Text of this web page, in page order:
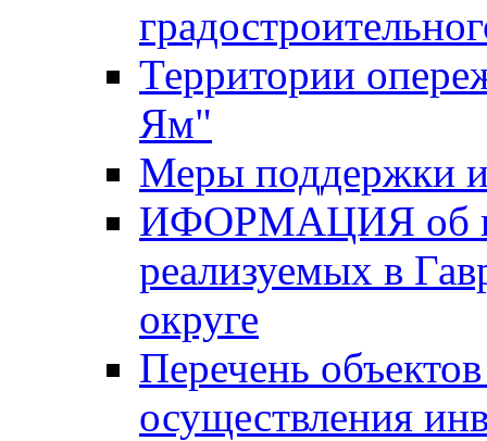
Территории
Ям"
Меры поддержки
ИФОРМАЦИЯ об
реализуемых в
округе
Перечень
осуществления